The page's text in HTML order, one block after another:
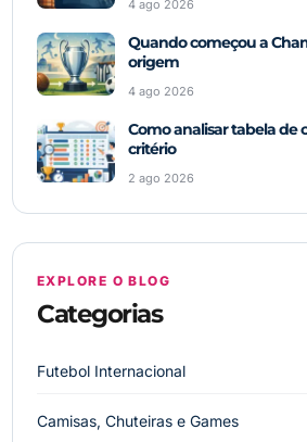
4 ago 2026
Quando começou a
origem
4 ago 2026
Como analisar tabela de
critério
2 ago 2026
EXPLORE O BLOG
Categorias
Futebol Internacional
Camisas, Chuteiras e Games